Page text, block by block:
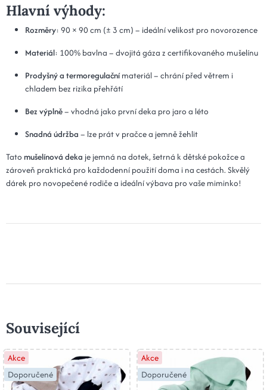
Hlavní výhody:
Rozměry: 90 × 90 cm (± 3 cm) – ideální velikost pro novorozence
Materiál: 100% bavlna – dvojitá gáza z certifikovaného mušelínu
Prodyšný a termoregulačnímateriál – chrání před větrem i
chladem bez rizika přehřátí
Bez výplně– vhodná jako první deka pro jaro a léto
Snadná údržba – lze prát v pračce a jemně žehlit
Tato mušelínová deka je jemná na dotek, šetrná k dětské pokožce a
zároveň praktická pro každodenní použití doma i na cestách. Skvělý
dárek pro novopečené rodiče a ideální výbava pro vaše miminko!
Související
Akce
Doporučené
Akce
Doporučené